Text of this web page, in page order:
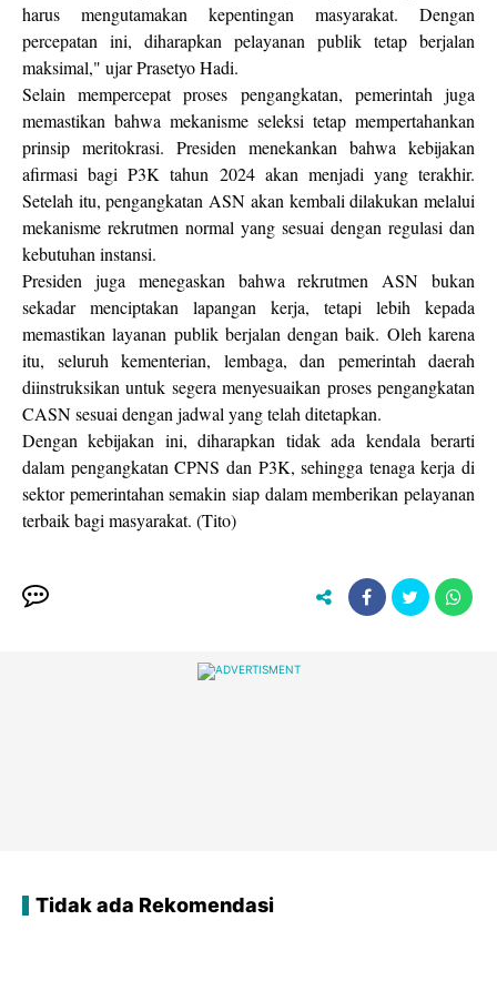
harus mengutamakan kepentingan masyarakat. Dengan
percepatan ini, diharapkan pelayanan publik tetap berjalan
maksimal," ujar Prasetyo Hadi.
Selain mempercepat proses pengangkatan, pemerintah juga
memastikan bahwa mekanisme seleksi tetap mempertahankan
prinsip meritokrasi. Presiden menekankan bahwa kebijakan
afirmasi bagi P3K tahun 2024 akan menjadi yang terakhir.
Setelah itu, pengangkatan ASN akan kembali dilakukan melalui
mekanisme rekrutmen normal yang sesuai dengan regulasi dan
kebutuhan instansi.
Presiden juga menegaskan bahwa rekrutmen ASN bukan
sekadar menciptakan lapangan kerja, tetapi lebih kepada
memastikan layanan publik berjalan dengan baik. Oleh karena
itu, seluruh kementerian, lembaga, dan pemerintah daerah
diinstruksikan untuk segera menyesuaikan proses pengangkatan
CASN sesuai dengan jadwal yang telah ditetapkan.
Dengan kebijakan ini, diharapkan tidak ada kendala berarti
dalam pengangkatan CPNS dan P3K, sehingga tenaga kerja di
sektor pemerintahan semakin siap dalam memberikan pelayanan
terbaik bagi masyarakat. (Tito)
Tidak ada Rekomendasi